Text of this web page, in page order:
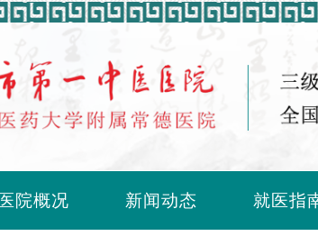
医院概况 新闻动态 就医指